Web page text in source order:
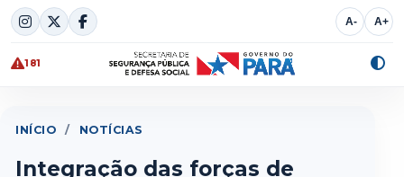
Skip
to
content
A- A+
181
INÍCIO / NOTÍCIAS
Integração das forças de